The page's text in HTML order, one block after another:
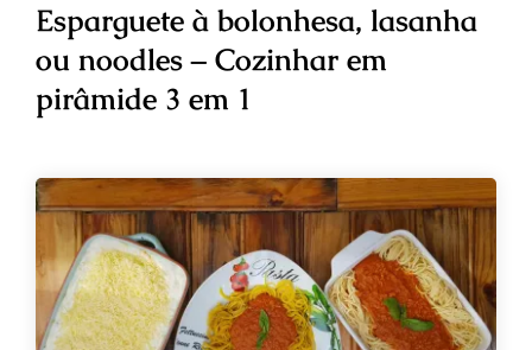
Esparguete à bolonhesa, lasanha
ou noodles – Cozinhar em
pirâmide 3 em 1